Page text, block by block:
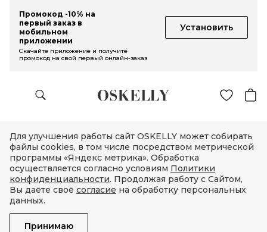
Промокод -10% на
первый заказ в
мобильном
приложении
Установить
Скачайте приложение и получите
промокод на свой первый онлайн-заказ
Для улучшения работы сайт OSKELLY может собирать
файлы cookies, в том числе посредством метрической
программы «Яндекс метрика». Обработка
осуществляется согласно условиям Политики
конфиденциальности. Продолжая работу с Сайтом,
Вы даёте своё согласие на обработку персональных
данных.
Принимаю